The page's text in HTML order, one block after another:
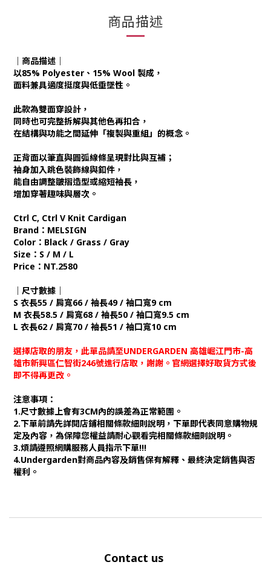
商品描述
｜商品描述｜
以85% Polyester、15% Wool 製成，
面料兼具適度挺度與低垂墜性。
此款為雙面穿設計，
同時也可完整拆解與其他色再扣合，
在結構與功能之間延伸「複製與重組」的概念。
正背面以筆直與圓弧線條呈現對比與互補；
袖身加入跳色裝飾線與釦件，
能自由調整皺摺造型或縮短袖長，
增加穿著趣味與層次。
Ctrl C, Ctrl V Knit Cardigan
Brand：MELSIGN
Color：Black / Grass / Gray
Size：S / M / L
Price：NT.2580
｜尺寸數據｜
S 衣長55 / 肩寬66 / 袖長49 / 袖口寬9 cm
M 衣長58.5 / 肩寬68 / 袖長50 / 袖口寬9.5 cm
L 衣長62 / 肩寬70 / 袖長51 / 袖口寬10 cm
選擇店取的朋友，此單品請至UNDERGARDEN 高雄崛江門市-高
雄市新興區仁智街246號進行店取，謝謝。官網選擇好取貨方式後
即不得再更改。
注意事項：
1.尺寸數據上會有3CM內的誤差為正常範圍。
2.下單前請先詳閱店鋪相關條款細則說明，下單即代表同意購物規
定及內容，為保障您權益請耐心觀看完相關條款細則說明。
3.煩請遵照網購服務人員指示下單!!!
4.Undergarden對商品內容及銷售保有解釋、最終決定銷售與否
權利。
Contact us